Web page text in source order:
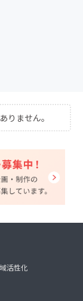
りません。
活性化